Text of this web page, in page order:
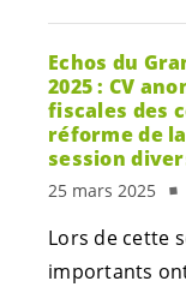
Echos du
2025 : CV
fiscales des
réforme de
session
25 mars 2025
Lors de cette
importants